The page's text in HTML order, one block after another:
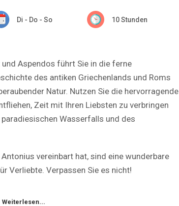
Di - Do - So 10 Stunden
Aspendos führt Sie in die ferne
des antiken Griechenlands und Roms
Natur. Nutzen Sie die hervorragende
Zeit mit Ihren Liebsten zu verbringen
Wasserfalls und des
vereinbart hat, sind eine wunderbare
Verliebte. Verpassen Sie es nicht!
Weiterlesen...